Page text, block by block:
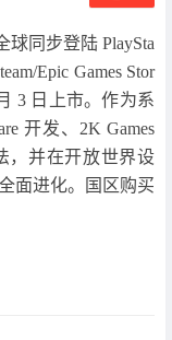
球同步登陆 PlaySta
Epic Games Stor
3 日上市。作为系
开发、2K Games
，并在开放世界设
面进化。国区购买